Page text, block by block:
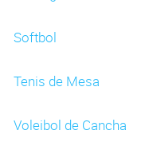
Softbol
Tenis de Mesa
Voleibol de Cancha